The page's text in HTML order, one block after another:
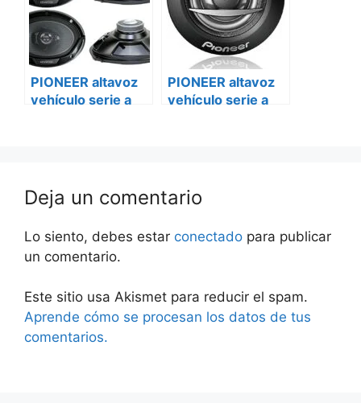
PIONEER altavoz
vehículo serie a
PIONEER altavoz
vehículo serie a
Deja un comentario
Lo siento, debes estar conectado para publicar
un comentario.
Este sitio usa Akismet para reducir el spam.
Aprende cómo se procesan los datos de tus
comentarios.